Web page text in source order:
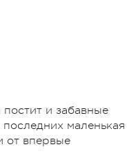
и забавные
маленькая
от впервые